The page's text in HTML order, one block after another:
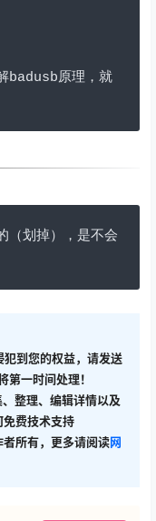
badusb原理，就
（划掉），是不会
到您的权益，请发送
第一时间处理！
整理、编辑详情以及
费技术支持
所有，更多请阅读网